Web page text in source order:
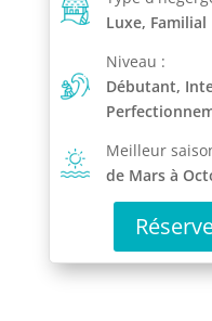
Luxe, Familial
Niveau :
Débutant,
Meilleur
de Mars à